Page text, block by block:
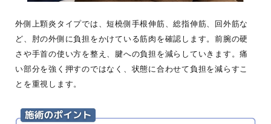
外側上顆炎タイプでは、短橈側手根伸筋、総指伸筋、回外筋な
ど、肘の外側に負担をかけている筋肉を確認します。前腕の硬
さや手首の使い方を整え、腱への負担を減らしていきます。痛
い部分を強く押すのではなく、状態に合わせて負担を減らすこ
とを重視します。